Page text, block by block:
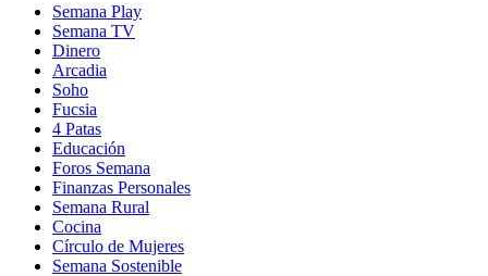
Semana Play
Semana TV
Dinero
Arcadia
Soho
in
new
window
Fucsia
in
new
window
4 Patas
Educación
Foros Semana
Finanzas Personales
Semana Rural
Cocina
Círculo de Mujeres
Semana Sostenible